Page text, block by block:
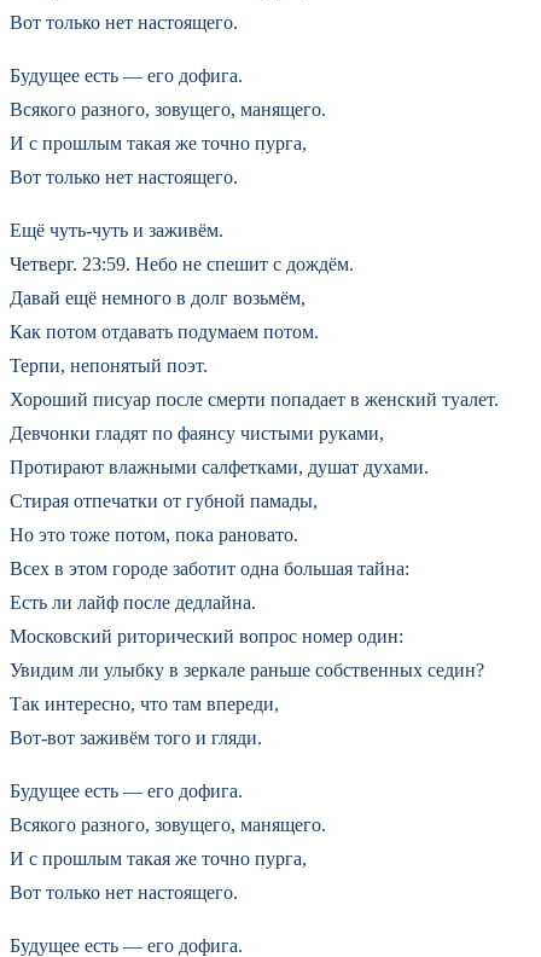
Вот только нет настоящего.
Будущее есть — его дофига.
Всякого разного, зовущего, манящего.
И с прошлым такая же точно пурга,
Вот только нет настоящего.
Ещё чуть-чуть и заживём.
Четверг. 23:59. Небо не спешит с дождём.
Давай ещё немного в долг возьмём,
Как потом отдавать подумаем потом.
Терпи, непонятый поэт.
Хороший писуар после смерти попадает в женский туалет.
Девчонки гладят по фаянсу чистыми руками,
Протирают влажными салфетками, душат духами.
Стирая отпечатки от губной памады,
Но это тоже потом, пока рановато.
Всех в этом городе заботит одна большая тайна:
Есть ли лайф после дедлайна.
Московский риторический вопрос номер один:
Увидим ли улыбку в зеркале раньше собственных седин?
Так интересно, что там впереди,
Вот-вот заживём того и гляди.
Будущее есть — его дофига.
Всякого разного, зовущего, манящего.
И с прошлым такая же точно пурга,
Вот только нет настоящего.
Будущее есть — его дофига.